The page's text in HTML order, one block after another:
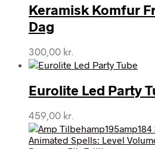
Keramisk Komfur
Dag
300,00 kr.
Eurolite Led Party
459,00 kr.